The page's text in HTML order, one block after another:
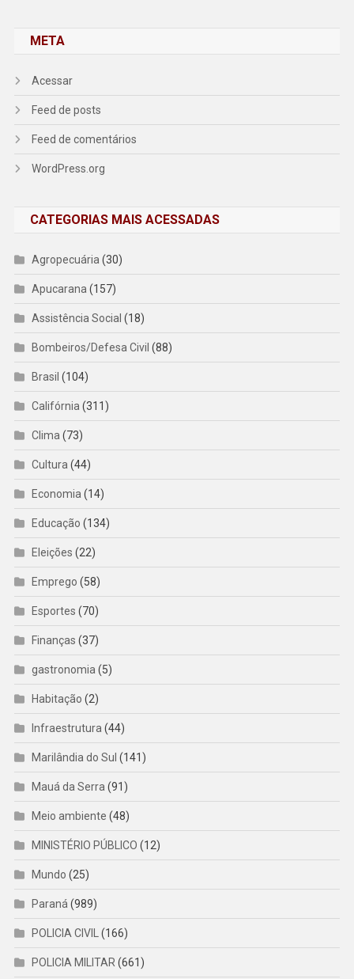
META
Acessar
Feed de posts
Feed de comentários
WordPress.org
CATEGORIAS MAIS ACESSADAS
Agropecuária(30)
Apucarana(157)
Assistência Social (18)
Bombeiros/Defesa Civil (88)
Brasil (104)
Califórnia(311)
Clima(73)
Cultura(44)
Economia(14)
Educação (134)
Eleições (22)
Emprego (58)
Esportes (70)
Finanças (37)
gastronomia(5)
Habitação (2)
Infraestrutura(44)
Marilândia do Sul (141)
Mauá da Serra(91)
Meio ambiente (48)
MINISTÉRIO PÚBLICO (12)
Mundo (25)
Paraná(989)
POLICIA CIVIL(166)
POLICIA MILITAR(661)